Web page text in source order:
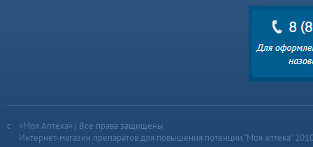
«Моя Аптека» | Все права защищены
Интернет-магазин препаратов для повышения потенции “Моя аптека”